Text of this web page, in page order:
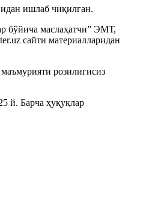
ишлаб чиқилган.
бўйича маслаҳатчи” ЭМТ,
сайти материалларидан
розилигисиз
й. Барча ҳуқуқлар